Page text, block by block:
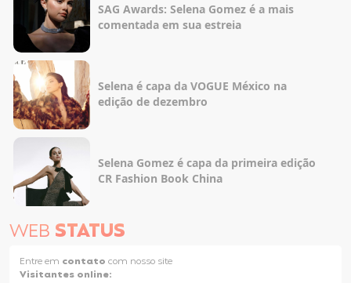
SAG Awards: Selena Gomez é a mais
comentada em sua estreia
Selena é capa da VOGUE México na
edição de dezembro
Selena Gomez é capa da primeira edição
CR Fashion Book China
WEB STATUS
Entre em contato com nosso site
Visitantes online: